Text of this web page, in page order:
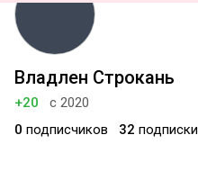
Владлен Строкань
+20
с 2020
0 подписчиков 32 подписки